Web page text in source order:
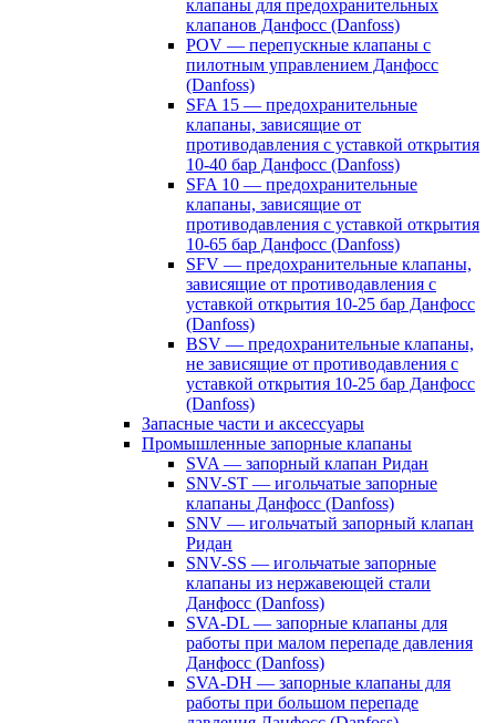
клапаны для предохранительных
клапанов Данфосс (Danfoss)
POV — перепускные клапаны с
пилотным управлением Данфосс
(Danfoss)
SFA 15 — предохранительные
клапаны, зависящие от
противодавления с уставкой открытия
10-40 бар Данфосс (Danfoss)
SFA 10 — предохранительные
клапаны, зависящие от
противодавления с уставкой открытия
10-65 бар Данфосс (Danfoss)
SFV — предохранительные клапаны,
зависящие от противодавления с
уставкой открытия 10-25 бар Данфосс
(Danfoss)
BSV — предохранительные клапаны,
не зависящие от противодавления с
уставкой открытия 10-25 бар Данфосс
(Danfoss)
Запасные части и аксессуары
Промышленные запорные клапаны
SVA — запорный клапан Ридан
SNV-ST — игольчатые запорные
клапаны Данфосс (Danfoss)
SNV — игольчатый запорный клапан
Ридан
SNV-SS — игольчатые запорные
клапаны из нержавеющей стали
Данфосс (Danfoss)
SVA-DL — запорные клапаны для
работы при малом перепаде давления
Данфосс (Danfoss)
SVA-DH — запорные клапаны для
работы при большом перепаде